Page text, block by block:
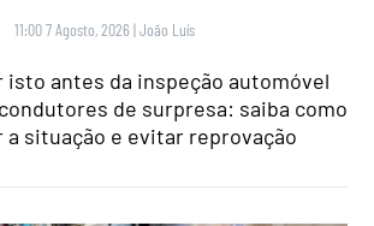
11:00 7 Agosto, 2026 |João Luís
isto antes da inspeção automóvel
de surpresa: saiba como
a situação e evitar reprovação